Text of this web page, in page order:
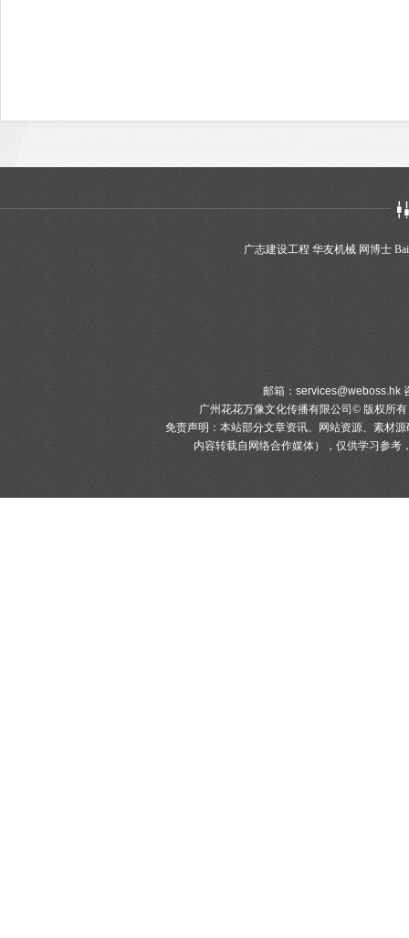
广志建设工程 华友机械 网博士
邮箱： services@weboss.hk
广州花花万像文化传播有限公司© 版权所有
免责声明：本站部分文章资讯、网站资源、素材
内容转载自网络合作媒体），仅供学习参